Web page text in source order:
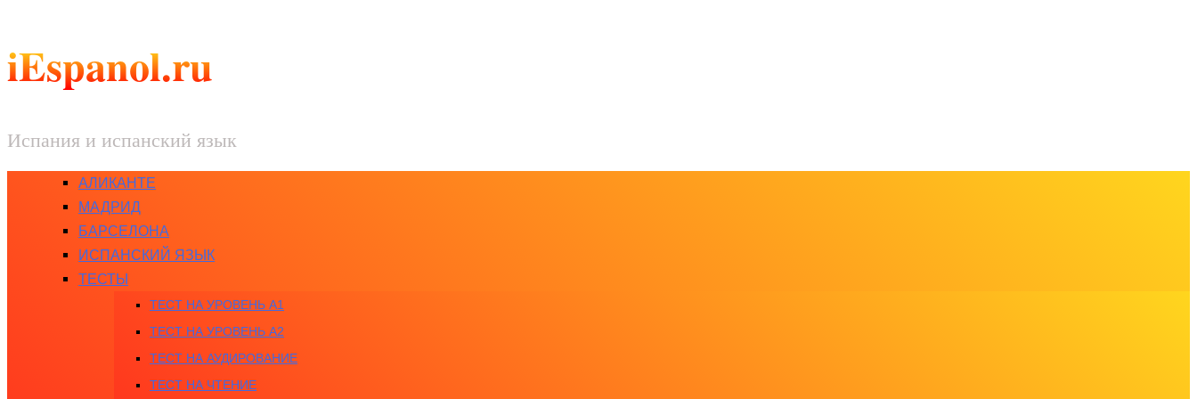
iEspanol.ru
Испания и испанский язык
АЛИКАНТЕ
МАДРИД
БАРСЕЛОНА
ИСПАНСКИЙ ЯЗЫК
ТЕСТЫ
ТЕСТ НА УРОВЕНЬ A1
ТЕСТ НА УРОВЕНЬ A2
ТЕСТ НА АУДИРОВАНИЕ
ТЕСТ НА ЧТЕНИЕ